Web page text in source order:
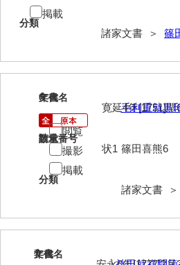
内海家文書
梅村明文書
浦家文書
江浪家文書
分類
諸家文書 ＞ 篠
掲載
6
文書名
毛利重就黒
請求番号
篠田喜熊6
分類
諸家文書 ＞
年代
寛延4年[1751]閏
数量
状1
閲覧
撮影
掲載
7
文書名
年代